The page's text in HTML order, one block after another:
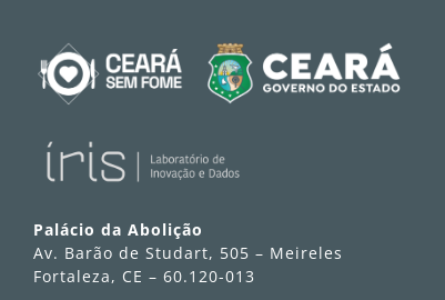
Palácio da Abolição
Av. Barão de Studart, 505 – Meireles
Fortaleza, CE – 60.120-013